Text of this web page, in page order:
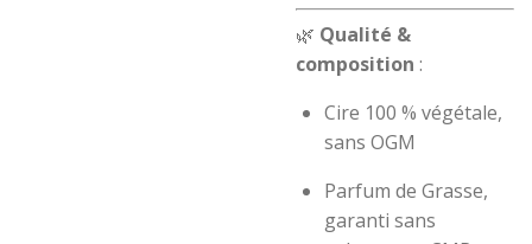
🌿 Qualité &
composition :
Cire 100 % végétale,
sans OGM
Parfum de Grasse,
garanti sans